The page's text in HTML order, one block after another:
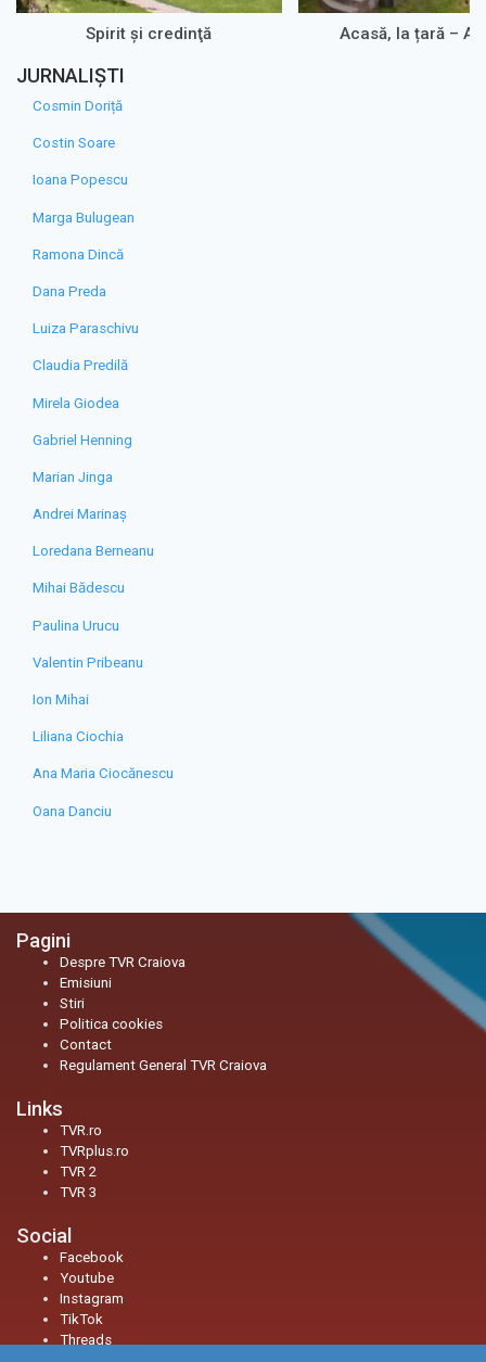
Spirit şi credinţă Acasă, la țară –
JURNALIȘTI
Cosmin Doriță
Costin Soare
Ioana Popescu
Marga Bulugean
Ramona Dincă
Dana Preda
Luiza Paraschivu
Claudia Predilă
Mirela Giodea
Gabriel Henning
Marian Jinga
Andrei Marinaș
Loredana Berneanu
Mihai Bădescu
Paulina Urucu
Valentin Pribeanu
Ion Mihai
Liliana Ciochia
Ana Maria Ciocănescu
Oana Danciu
Pagini
Despre TVR Craiova
Emisiuni
Stiri
Politica cookies
Contact
Regulament General TVR Craiova
Links
TVR.ro
TVRplus.ro
TVR 2
TVR 3
Social
Facebook
Youtube
Instagram
TikTok
Threads